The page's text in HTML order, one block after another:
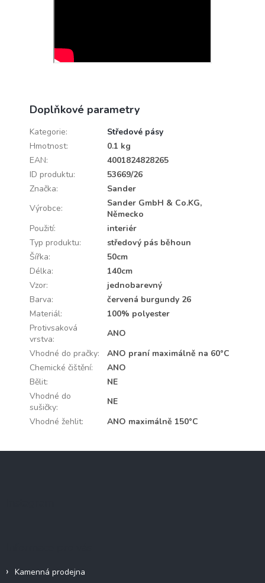
Doplňkové parametry
Kategorie:
Středové pásy
Hmotnost:
0.1 kg
EAN:
4001824828265
ID produktu:
53669/26
Značka:
Sander
Výrobce:
Sander GmbH & Co.KG,
Německo
Použití:
interiér
Typ produktu:
středový pás běhoun
Šířka:
50cm
Délka:
140cm
Vzor:
jednobarevný
Barva:
červená burgundy 26
Materiál:
100% polyester
Protivsaková
vrstva:
ANO
Vhodné do pračky:
ANO praní maximálně na 60°C
Chemické čištění:
ANO
Bělit:
NE
Vhodné do
sušičky:
NE
Vhodné žehlit: ANO maximálně 150°C
Z
Kamenná prodejna